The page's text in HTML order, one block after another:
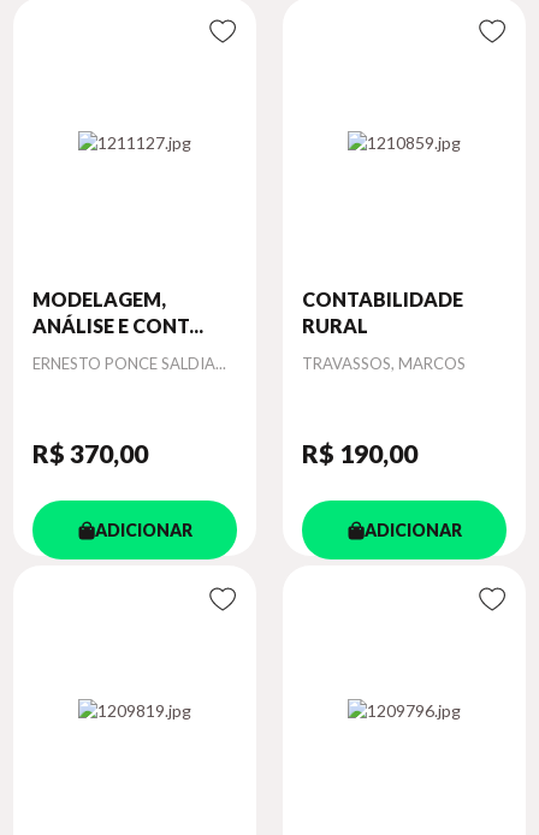
MODELAGEM,
ANÁLISE E CONT...
Autor
ERNESTO PONCE SALDIA...
R$ 370,00
ADICIONAR
CONTABILIDADE
RURAL
Autor
TRAVASSOS, MARCOS
R$ 190,00
ADICIONAR